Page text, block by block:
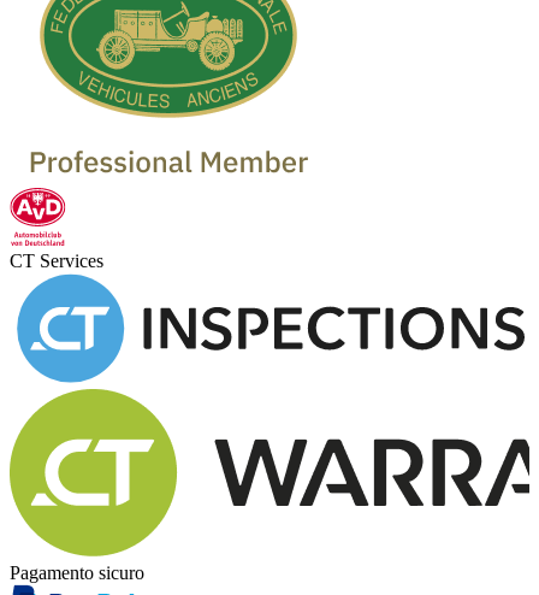
CT Services
Pagamento sicuro